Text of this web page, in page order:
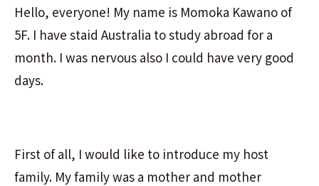
Hello, everyone! My name is Momoka Kawano of
5F. I have staid Australia to study abroad for a
month. I was nervous also I could have very good
days.
First of all, I would like to introduce my host
family. My family was a mother and mother